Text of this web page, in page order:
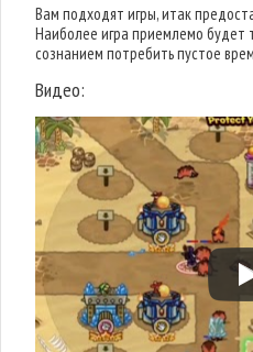
Вам подходят игры, итак
Наиболее игра приемлемо будет
сознанием потребить пустое
Видео: